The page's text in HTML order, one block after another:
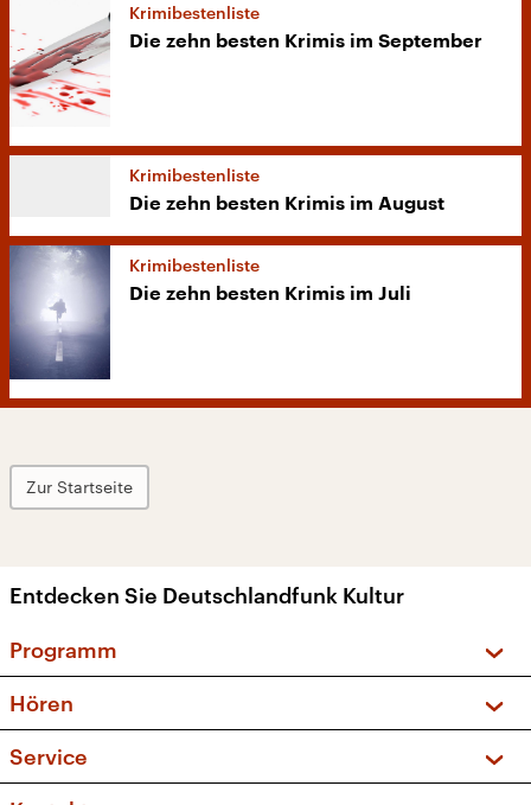
Krimibestenliste
Die zehn besten Krimis im September
Krimibestenliste
Die zehn besten Krimis im August
Krimibestenliste
Die zehn besten Krimis im Juli
Zur Startseite
Entdecken Sie Deutschlandfunk Kultur
Programm
Sendungen und Podcasts
Musikliste
Hören
Frequenzen (UKW + DAB+)
Service